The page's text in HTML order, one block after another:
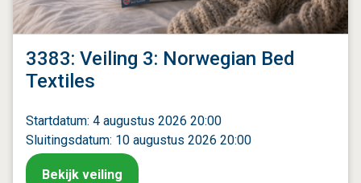
3383: Veiling 3: Norwegian Bed
Textiles
Startdatum: 4 augustus 2026 20:00
Sluitingsdatum: 10 augustus 2026 20:00
Bekijk veiling